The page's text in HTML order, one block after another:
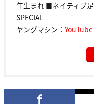
年生まれ ■ネイティブ
SPECIAL
ヤングマシン： YouTube